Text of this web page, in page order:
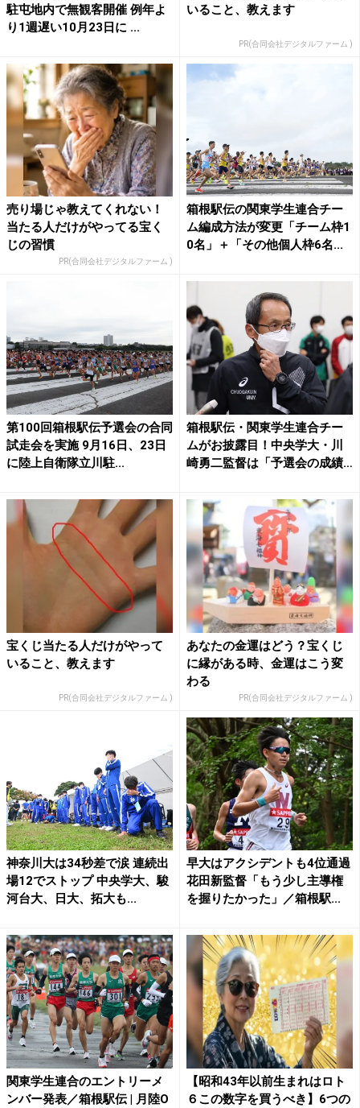
駐屯地内で無観客開催 例年よ
り1週遅い10月23日に ...
いること、教えます
PR(合同会社デジタルファーム )
売り場じゃ教えてくれない！
当たる人だけがやってる宝く
じの習慣
PR(合同会社デジタルファーム )
箱根駅伝の関東学生連合チー
ム編成方法が変更「チーム枠1
0名」＋「その他個人枠6名...
第100回箱根駅伝予選会の合同
試走会を実施 9月16日、23日
に陸上自衛隊立川駐...
箱根駅伝・関東学生連合チー
ムがお披露目！中央学大・川
崎勇二監督は「予選会の成績
宝くじ当たる人だけがやって
いること、教えます
PR(合同会社デジタルファーム )
あなたの金運はどう？宝くじ
に縁がある時、金運はこう変
わる
PR(合同会社デジタルファーム )
神奈川大は34秒差で涙 連続出
場12でストップ 中央学大、駿
河台大、日大、拓大も...
早大はアクシデントも4位通過
花田新監督「もう少し主導権
を握りたかった」／箱根駅...
関東学生連合のエントリーメ
ンバー発表／箱根駅伝 | 月陸O
【昭和43年以前生まれはロト
６この数字を買うべき】6つの